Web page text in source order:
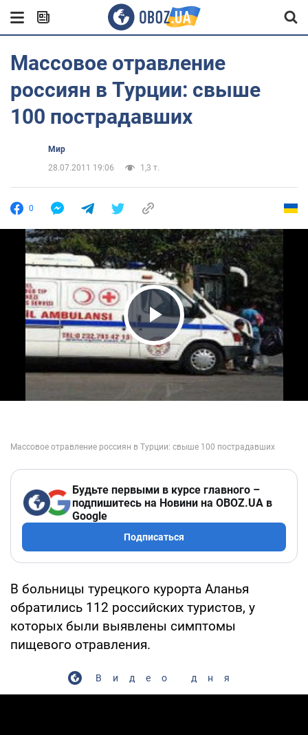
Массовое отравление
россиян в Турции: свыше
100 пострадавших
Мир
28.07.2011 19:06
1,3 т.
0
Play Video
Будьте первыми в курсе главного –
подпишитесь на Новини на OBOZ.UA в
Google
Подписаться
В больницы турецкого курорта Аланья
обратились 112 российских туристов, у
которых были выявлены симптомы
пищевого отравления.
Видео дня